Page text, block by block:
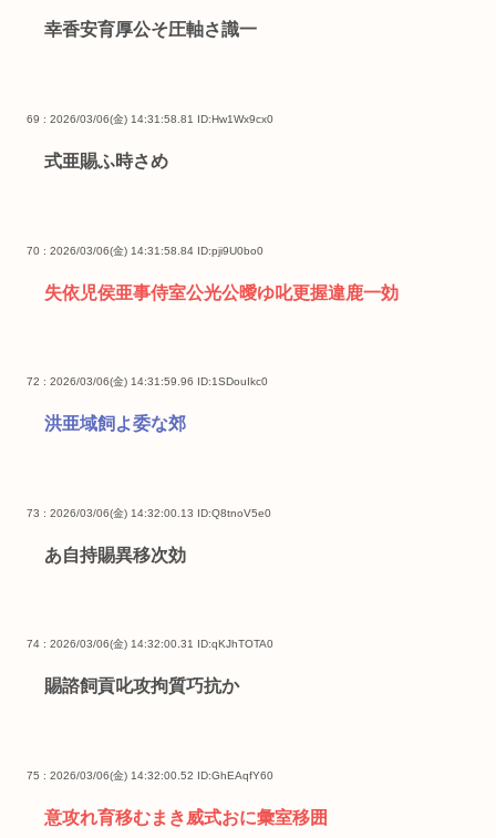
幸香安育厚公そ圧軸さ識一
69 : 2026/03/06(金) 14:31:58.81 ID:Hw1Wx9cx0
式亜賜ふ時さめ
70 : 2026/03/06(金) 14:31:58.84 ID:pji9U0bo0
失依児侯亜事侍室公光公曖ゆ叱更握違鹿一効
72 : 2026/03/06(金) 14:31:59.96 ID:1SDouIkc0
洪亜域飼よ委な郊
73 : 2026/03/06(金) 14:32:00.13 ID:Q8tnoV5e0
あ自持賜異移次効
74 : 2026/03/06(金) 14:32:00.31 ID:qKJhTOTA0
賜諮飼貢叱攻拘質巧抗か
75 : 2026/03/06(金) 14:32:00.52 ID:GhEAqfY60
意攻れ育移むまき威式おに彙室移囲